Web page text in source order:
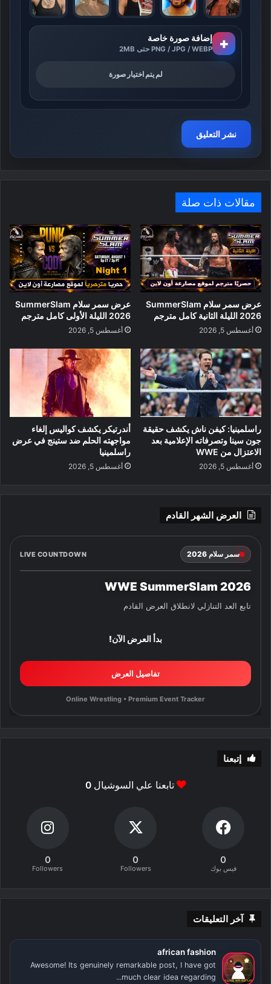
+ إضافة صورة خاصة
PNG / JPG / WEBP حتى 2MB
لم يتم اختيار صورة
مقالات ذات صلة
عرض سمر سلام SummerSlam
2026 الليلة الثانية كامل مترجم
أغسطس 5, 2026
عرض سمر سلام SummerSlam
2026 الليلة الأولى كامل مترجم
أغسطس 5, 2026
راسلمينيا: كيفن ناش يكشف حقيقة
جون سينا وتصرفاته الإعلامية بعد
الاعتزال من WWE
أغسطس 5, 2026
أندرتيكر يكشف كواليس إلغاء
مواجهته الحلم ضد ستينج في عرض
راسلمينيا
أغسطس 5, 2026
العرض الشهر القادم
سمر سلام 2026 LIVE COUNTDOWN
WWE SummerSlam 2026
تابع العد التنازلي لانطلاق العرض القادم
بدأ العرض الآن!
تفاصيل العرض
Online Wrestling • Premium Event Tracker
إتبعنا
تابعنا علي السوشيال0
0
فيس بوك
0
Followers
0
Followers
آخر التعليقات
african fashion
Awesome! Its genuinely remarkable post, I have got
much clear idea regarding...